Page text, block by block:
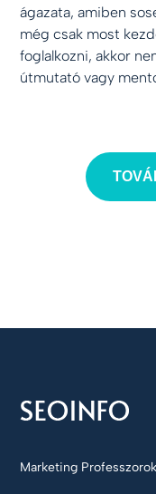
ágazata, amiben
még csak most
foglalkozni, akkor
útmutató vagy
Marketing Professzorok